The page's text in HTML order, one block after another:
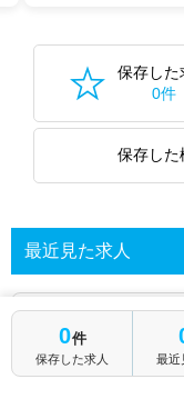
保存した
0件
保存した
最近見た求人
あなた
0件
保存した求人 最近